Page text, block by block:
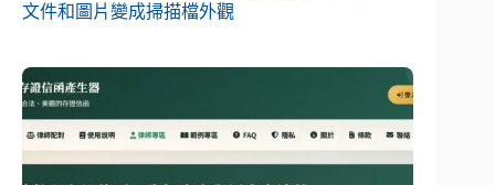
文件和圖片變成掃描檔外觀